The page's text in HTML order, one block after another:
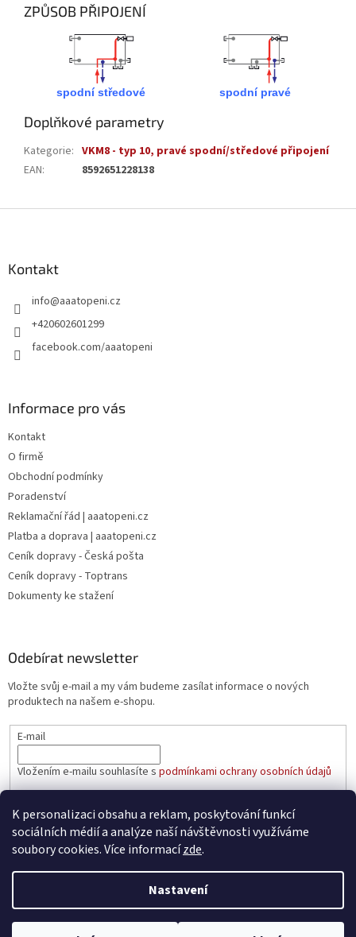
K personalizaci obsahu a reklam, poskytování funkcí
sociálních médií a analýze naší návštěvnosti využíváme
soubory cookies. Více informacízde.
Nastavení
ZPŮSOB PŘIPOJENÍ
spodní středové spodní pravé
Doplňkové parametry
Kategorie: VKM8 - typ 10, pravé spodní/středové připojení
EAN: 8592651228138
Kontakt
info@aaatopeni.cz
+420602601299
facebook.com/aaatopeni
Informace pro vás
Kontakt
O firmě
Obchodní podmínky
Poradenství
Reklamační řád | aaatopeni.cz
Platba a doprava | aaatopeni.cz
Ceník dopravy - Česká pošta
Ceník dopravy - Toptrans
Dokumenty ke stažení
Odebírat newsletter
Vložte svůj e-mail a my vám budeme zasílat informace o nových
produktech na našem e-shopu.
E-mail
Vložením e-mailu souhlasíte s podmínkami ochrany osobních údajů
PŘIHLÁSIT SE
Copyright 2026aaatopeni.cz. Všechna práva vyhrazena.Upravit